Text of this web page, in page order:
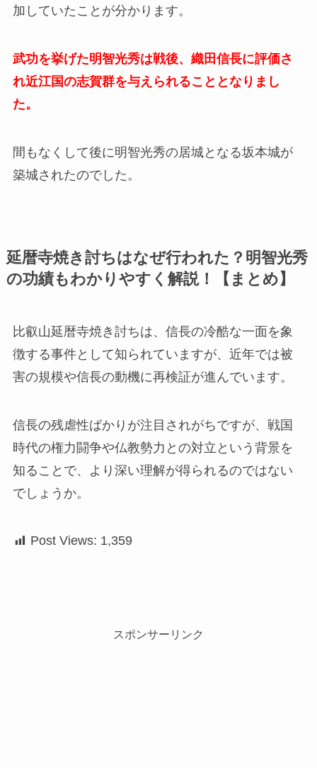
加していたことが分かります。
武功を挙げた明智光秀は戦後、織田信長に評価さ
れ近江国の志賀群を与えられることとなりまし
た。
間もなくして後に明智光秀の居城となる坂本城が
築城されたのでした。
延暦寺焼き討ちはなぜ行われた？明智光秀
の功績もわかりやすく解説！【まとめ】
比叡山延暦寺焼き討ちは、信長の冷酷な一面を象
徴する事件として知られていますが、近年では被
害の規模や信長の動機に再検証が進んでいます。
信長の残虐性ばかりが注目されがちですが、戦国
時代の権力闘争や仏教勢力との対立という背景を
知ることで、より深い理解が得られるのではない
でしょうか。
Post Views: 1,359
スポンサーリンク